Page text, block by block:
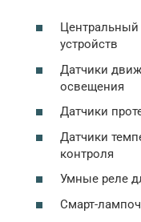
Центральный
устройств
Датчики
освещения
Датчики
Датчики
контроля
Умные реле
Смарт-